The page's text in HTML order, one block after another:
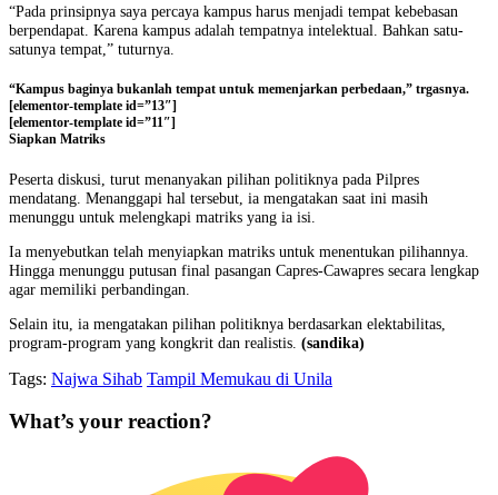
“Pada prinsipnya saya percaya kampus harus menjadi tempat kebebasan
berpendapat. Karena kampus adalah tempatnya intelektual. Bahkan satu-
satunya tempat,” tuturnya.
“Kampus baginya bukanlah tempat untuk memenjarkan perbedaan,” trgasnya.
[elementor-template id=”13″]
[elementor-template id=”11″]
Siapkan Matriks
Peserta diskusi, turut menanyakan pilihan politiknya pada Pilpres
mendatang. Menanggapi hal tersebut, ia mengatakan saat ini masih
menunggu untuk melengkapi matriks yang ia isi.
Ia menyebutkan telah menyiapkan matriks untuk menentukan pilihannya.
Hingga menunggu putusan final pasangan Capres-Cawapres secara lengkap
agar memiliki perbandingan.
Selain itu, ia mengatakan pilihan politiknya berdasarkan elektabilitas,
program-program yang kongkrit dan realistis. (sandika)
Tags: Najwa Sihab Tampil Memukau di Unila
What’s your reaction?